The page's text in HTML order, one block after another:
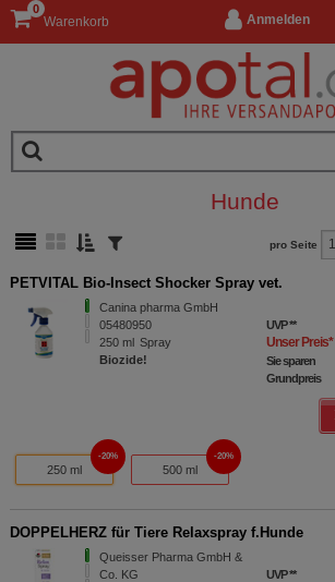
Anmelden
Warenkorb
0
Hunde
pro Seite
PETVITAL Bio-Insect Shocker Spray vet.
Canina pharma GmbH
05480950
250 ml Spray
Biozide!
UVP**
Unser Preis*
Sie sparen
Grundpreis
250 ml
20%
500 ml
20%
DOPPELHERZ für Tiere Relaxspray f.Hunde
Queisser Pharma GmbH &
Co. KG
UVP**